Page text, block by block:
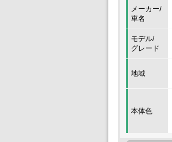
メーカー/
車名
モデル/
グレード
地域
本体色